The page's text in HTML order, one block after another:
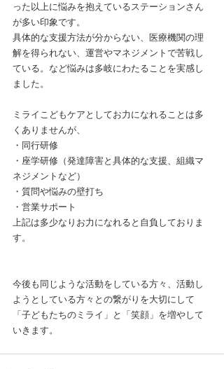
った以上に悩みを抱えているステーションさん
が多い印象です。
具体的な支援方法が分からない、医療機関の理
解を得られない、運営やマネジメントで苦戦し
ている。など悩みは多岐にわたることを実感し
ました。
ミライこどもケアとしてお力になれることは多
くありませんが、
・同行研修
・座学研修（発達障害と具体的な支援、組織マ
ネジメントなど）
・質問や悩みの壁打ち
・営業サポート
上記は多少なりお力になれると自負しておりま
す。
今後も同じような活動をしている方々、活動し
ようとしている方々との繋がりを大切にして
「子どもたちのミライ」と「笑顔」を増やして
いきます。